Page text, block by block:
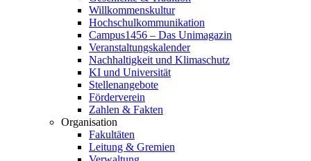
Willkommenskultur
Hochschulkommunikation
Campus1456 – Das Unimagazin
Veranstaltungskalender
Nachhaltigkeit und Klimaschutz
KI und Universität
Stellenangebote
Förderverein
Zahlen & Fakten
Organisation
Fakultäten
Leitung & Gremien